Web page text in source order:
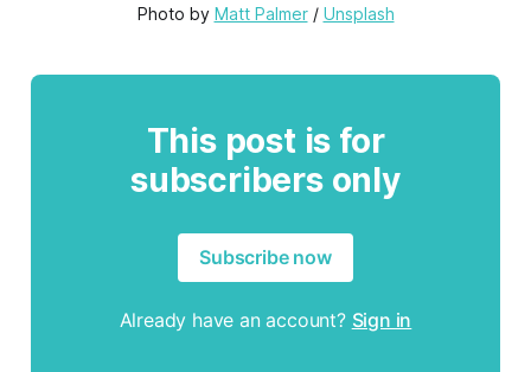
Photo by Matt Palmer / Unsplash
This post is for
subscribers only
Subscribe now
Already have an account? Sign in